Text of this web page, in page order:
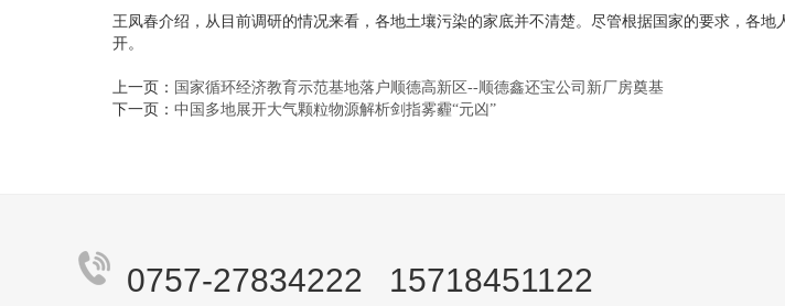
王凤春介绍，从目前调研的情况来看，各地土壤污染的家底并不清楚。尽管根据国家的要求，各
开。
上一页： 国家循环经济教育示范基地落户顺德高新区--顺德鑫还宝公司新厂房奠基
下一页： 中国多地展开大气颗粒物源解析剑指雾霾“元凶”
0757-27834222 15718451122